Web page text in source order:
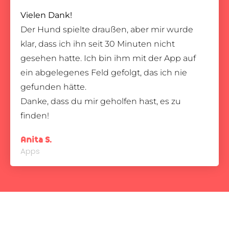
Vielen Dank!
Der Hund spielte draußen, aber mir wurde
klar, dass ich ihn seit 30 Minuten nicht
gesehen hatte. Ich bin ihm mit der App auf
ein abgelegenes Feld gefolgt, das ich nie
gefunden hätte.
Danke, dass du mir geholfen hast, es zu
finden!
Anita S.
Apps